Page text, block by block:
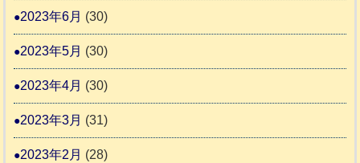
2023年6月 (30)
2023年5月 (30)
2023年4月 (30)
2023年3月 (31)
2023年2月 (28)